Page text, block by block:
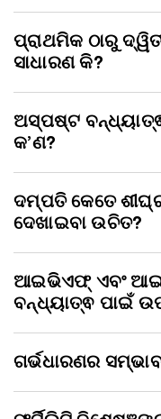
ପ୍ରାଥମିକ ଠାରୁ
ସାଧାରଣ କି?
ଅସ୍ପଷ୍ଟ
କ’ଣ?
ଦମ୍ପତି କେତେ
ଦେଖାଇବା ଉଚିତ?
ଆଇଭିଏଫ୍ ଏବଂ
ବନ୍ଧ୍ୟାତ୍ଵ ପାଇଁ
ଗର୍ଭଧାରଣର